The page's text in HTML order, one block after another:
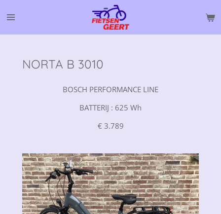
direct
NORTA B 3010
BOSCH PERFORMANCE LINE
BATTERIJ : 625 Wh
€ 3.789